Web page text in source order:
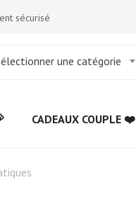
sécurisé
une catégorie
CADEAUX COUPLE ❤️